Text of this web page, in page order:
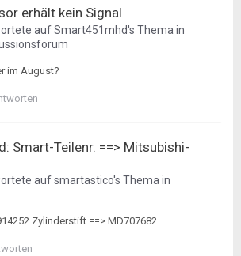
erhält kein Signal
aufSmart451mhd's Thema in
im August?
Smart-Teilenr. ==> Mitsubishi-
aufsmartastico's Thema in
Zylinderstift ==> MD707682